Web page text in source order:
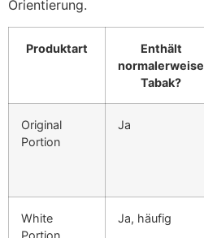
Orientierung.
Produktart
Enthält
normalerweise
Tabak?
Original
Portion
Ja
White
Portion
Ja, häufig